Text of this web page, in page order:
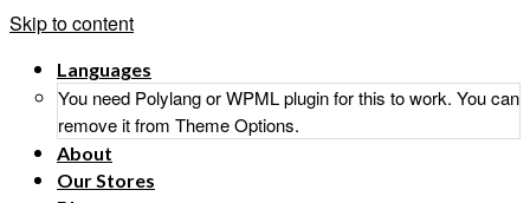
Skip to content
Languages
You need Polylang or WPML plugin for this to work. You can
remove it from Theme Options.
About
Our Stores